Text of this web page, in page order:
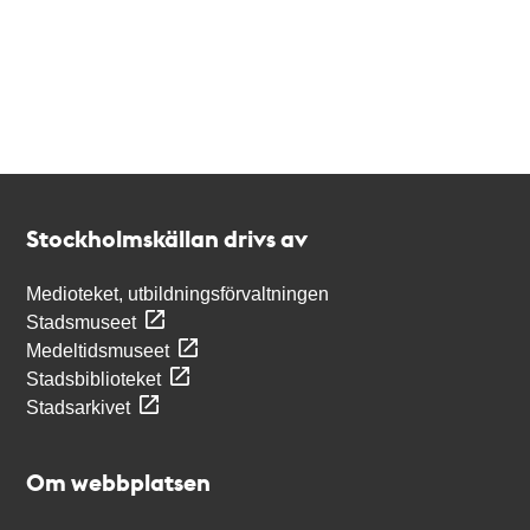
Stockholmskällan drivs av
Medioteket, utbildningsförvaltningen
Stadsmuseet
Medeltidsmuseet
Stadsbiblioteket
Stadsarkivet
Om webbplatsen